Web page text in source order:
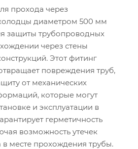
прохода через
диаметром 500 мм
защиты трубопроводных
через стены
Этот фитинг
повреждения труб,
от механических
которые могут
и эксплуатации в
герметичность
возможность утечек
в месте прохождения трубы.